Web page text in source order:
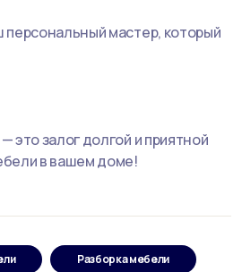
мастер, который
это залог долгой и приятной
в вашем доме!
Разборка мебели